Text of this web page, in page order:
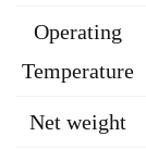
Operating
Temperature
Net weight